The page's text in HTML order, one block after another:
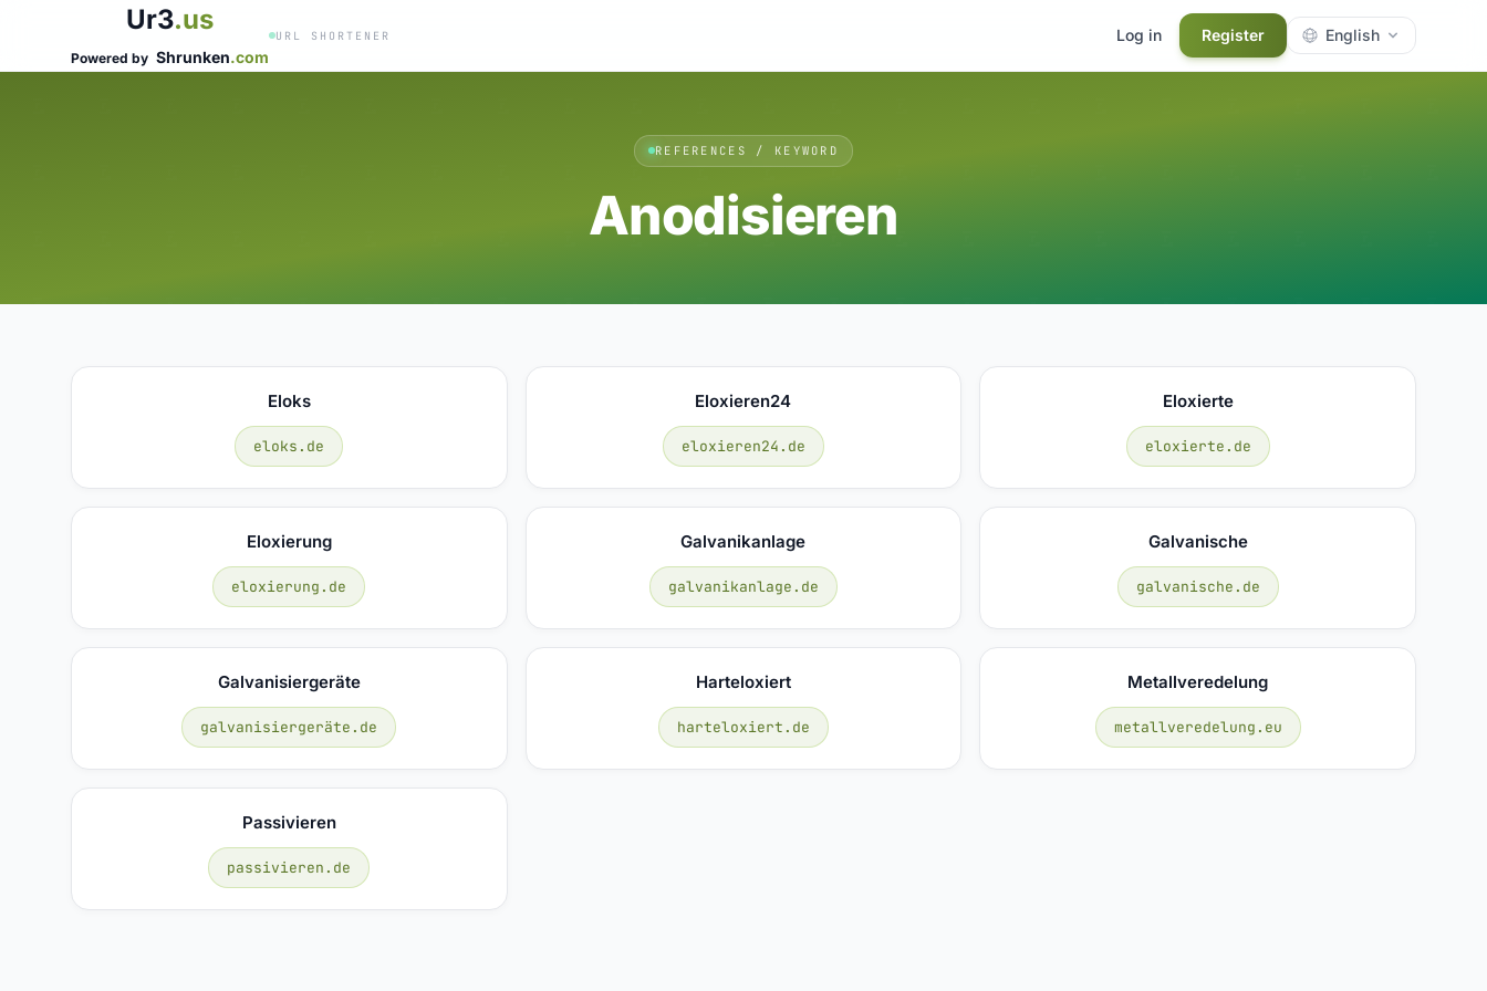
Ur3.us
Powered by Shrunken.com
URL SHORTENER Log in Register English
REFERENCES / KEYWORD
Anodisieren
Eloks
eloks.de
Eloxieren24
eloxieren24.de
Eloxierte
eloxierte.de
Eloxierung
eloxierung.de
Galvanikanlage
galvanikanlage.de
Galvanische
galvanische.de
Galvanisiergeräte
galvanisiergeräte.de
Harteloxiert
harteloxiert.de
Metallveredelung
metallveredelung.eu
Passivieren
passivieren.de